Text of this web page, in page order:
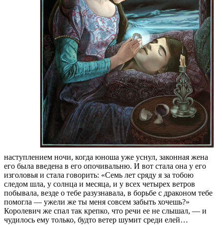
наступлением ночи, когда юноша уже уснул, законная жена
его была введена в его опочивальню. И вот стала она у его
изголовья и стала говорить: «Семь лет сряду я за тобою
следом шла, у солнца и месяца, и у всех четырех ветров
побывала, везде о тебе разузнавала, в борьбе с драконом тебе
помогла — ужели же ты меня совсем забыть хочешь?»
Королевич же спал так крепко, что речи ее не слышал, — и
чудилось ему только, будто ветер шумит среди елей…